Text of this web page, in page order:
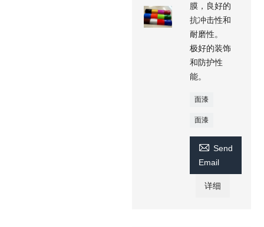
膜，良好的
抗冲击性和
耐磨性。
极好的装饰
和防护性
能。
面漆
面漆
 Send
Email
详细